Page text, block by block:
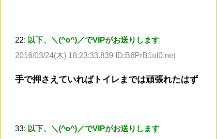
22: 以下、＼(^o^)／でVIPがお送りします
2016/03/24(木) 18:23:33.839 ID:B6PrB1oI0.net
手で押さえていればトイレまでは頑張れたはず
33: 以下、＼(^o^)／でVIPがお送りします